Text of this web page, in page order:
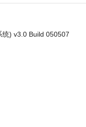
统) v3.0 Build 050507